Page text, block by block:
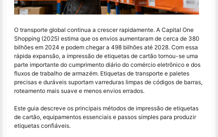
O transporte global continua a crescer rapidamente. A Capital One
Shopping (2025) estima que os envios aumentaram de cerca de 380
bilhões em 2024 e podem chegar a 498 bilhões até 2028. Com essa
rápida expansão, a impressão de etiquetas de cartão tornou-se uma
parte importante do cumprimento diário do comércio eletrônico e dos
fluxos de trabalho de armazém. Etiquetas de transporte e paletes
precisas e duráveis ​​suportam varreduras limpas de códigos de barras,
roteamento mais suave e menos envios errados.
Este guia descreve os principais métodos de impressão de etiquetas
de cartão, equipamentos essenciais e passos simples para produzir
etiquetas confiáveis.